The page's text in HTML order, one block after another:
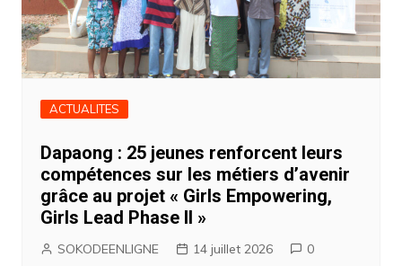
ACTUALITES
Dapaong : 25 jeunes renforcent leurs
compétences sur les métiers d’avenir
grâce au projet « Girls Empowering,
Girls Lead Phase II »
SOKODEENLIGNE 14 juillet 2026 0